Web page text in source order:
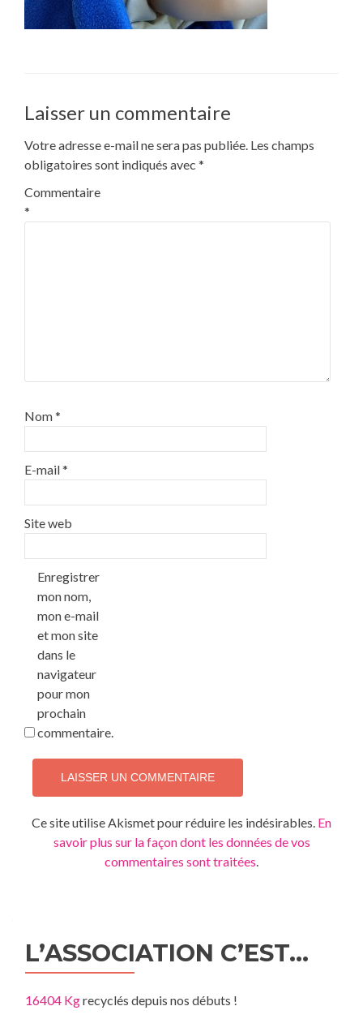
Laisser un commentaire
Votre adresse e-mail ne sera pas publiée. Les champs
obligatoires sont indiqués avec *
Commentaire
*
Nom*
E-mail*
Site web
Enregistrer
mon nom,
mon e-mail
et mon site
dans le
navigateur
pour mon
prochain
commentaire.
Ce site utilise Akismet pour réduire les indésirables. En
savoir plus sur la façon dont les données de vos
commentaires sont traitées.
L’ASSOCIATION C’EST…
16404 Kgrecyclés depuis nos débuts !